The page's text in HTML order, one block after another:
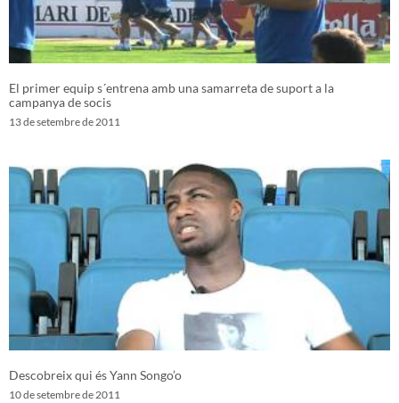
El primer equip s´entrena amb una samarreta de suport a la
campanya de socis
13 de setembre de 2011
Descobreix qui és Yann Songo’o
10 de setembre de 2011